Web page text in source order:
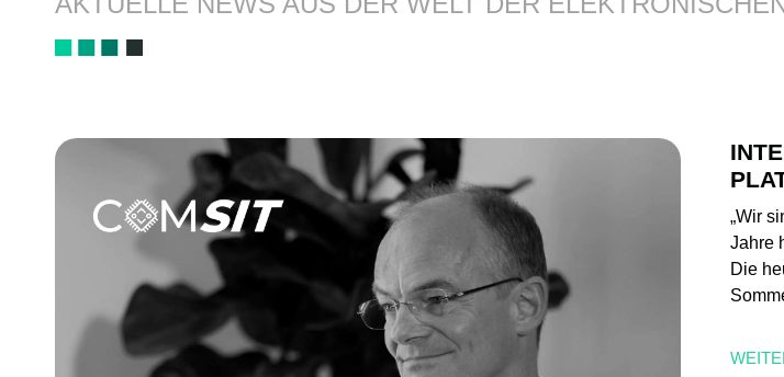
„Wir
Jahre
Die